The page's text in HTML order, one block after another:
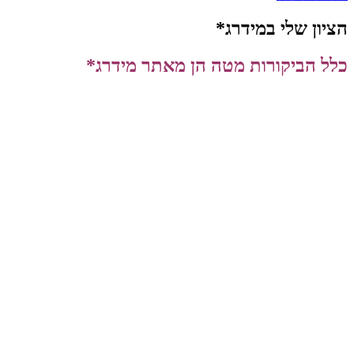
הציון שלי במידרג*
כלל הביקורות מטה הן מאתר מידרג*